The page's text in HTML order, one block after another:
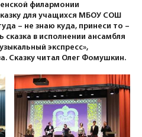
филармонии
для учащихся МБОУ СОШ
– не знаю куда, принеси то –
сказка в исполнении ансамбля
экспресс»,
Сказку читал Олег Фомушкин.